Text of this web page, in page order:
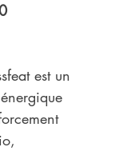
est un